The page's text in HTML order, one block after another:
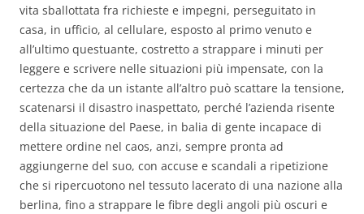
vita sballottata fra richieste e impegni, perseguitato in
casa, in ufficio, al cellulare, esposto al primo venuto e
all’ultimo questuante, costretto a strappare i minuti per
leggere e scrivere nelle situazioni più impensate, con la
certezza che da un istante all’altro può scattare la tensione,
scatenarsi il disastro inaspettato, perché l’azienda risente
della situazione del Paese, in balia di gente incapace di
mettere ordine nel caos, anzi, sempre pronta ad
aggiungerne del suo, con accuse e scandali a ripetizione
che si ripercuotono nel tessuto lacerato di una nazione alla
berlina, fino a strappare le fibre degli angoli più oscuri e